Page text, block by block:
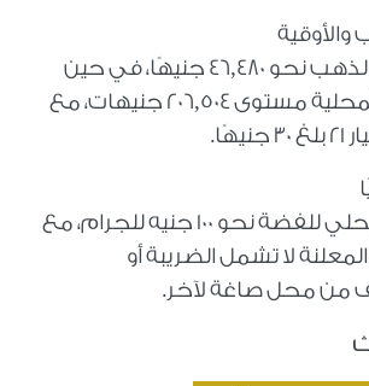
والأوقية
وبلغ سعر الجنيه الذهب نحو 46,480 جنيهًا، في حين
سجلت الأونصة المحلية مستوى 206,504 جنيهات، مع
وسجل السعر المحلي للفضة نحو 100 جنيه للجرام، مع
لا تشمل الضريبة أو
من محل صاغة لآخر.